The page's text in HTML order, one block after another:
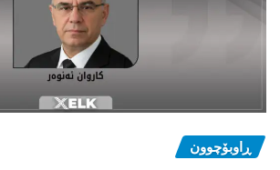
ڕاوبۆچوون